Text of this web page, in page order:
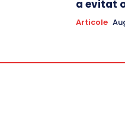
a evitat
Articole